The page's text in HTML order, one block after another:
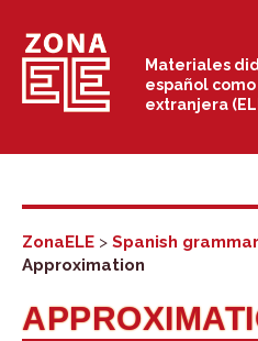
content
Materiales
español
extranjera
ZonaELE > Spanish grammar
Approximation